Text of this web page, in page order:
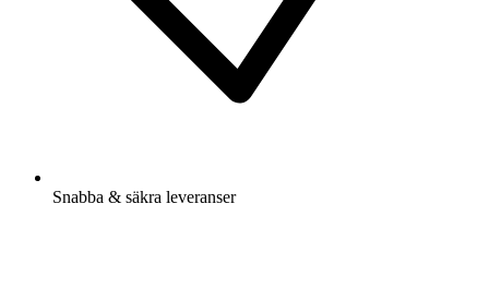
Snabba & säkra leveranser